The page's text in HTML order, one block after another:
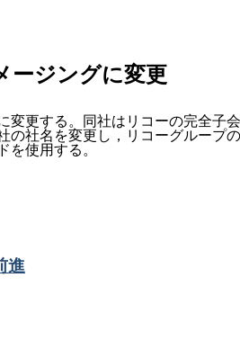
ージングに変更
更する。同社はリコーの完全子
社名を変更し，リコーグループ
を使用する。
進